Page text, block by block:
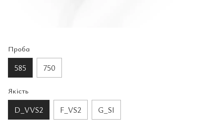
Проба
585 750
Якість
D_VVS2 F_VS2 G_SI